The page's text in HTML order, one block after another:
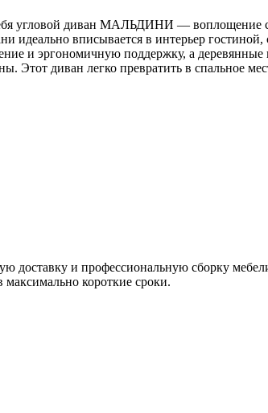
угловой диван МАЛЬДИНИ — воплощение
идеально вписывается в интерьер
и эргономичную поддержку, а
Этот диван легко превратить в спальное
доставку и профессиональную сборку
короткие сроки.